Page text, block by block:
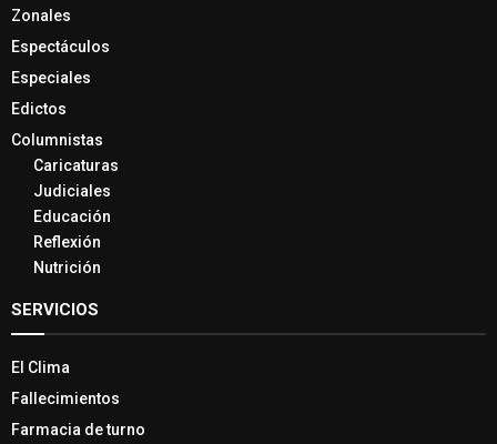
Zonales
Espectáculos
Especiales
Edictos
Columnistas
Caricaturas
Judiciales
Educación
Reflexión
Nutrición
SERVICIOS
El Clima
Fallecimientos
Farmacia de turno